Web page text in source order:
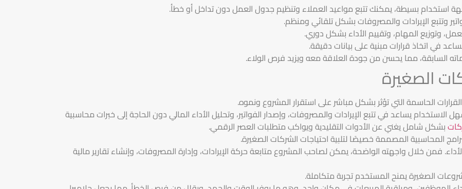
استخدام بسيطة، يمكنك تتبع مواعيد العملاء وتنظيم جدول العمل دون تداخل أو خطأ.
وتتبع الإيرادات والمصروفات بشكل تلقائي ومنظم.
وتوزيع المهام، وتقييم الأداء بشكل دوري.
في اتخاذ قرارات مبنية على بيانات دقيقة.
السابقة، مما يحسن من جودة العلاقة معه ويزيد فرص الولاء.
الصغيرة
الحاسمة التي تؤثر بشكل مباشر على استقرار المشروع ونموه.
يساعد في تتبع الإيرادات والمصروفات، وإصدار الفواتير، وتحليل الأداء المالي دون الحاجة إلى خبرات محاسبية
بشكل شامل يغني عن الأدوات التقليدية ويواكب متطلبات العصر الرقمي.
المحاسبية المصممة خصيصًا لتلبية احتياجات الشركات الصغيرة.
فمن خلال واجهته الواضحة، يمكن لصاحب المشروع متابعة حركة الإيرادات، وإدارة المصروفات، وإنشاء تقارير مالية
الصغيرة يمنح المستخدم تجربة متكاملة.